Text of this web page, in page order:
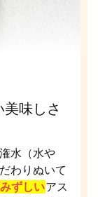
味しさ
水（水や
わりぬいて
ずしいアス